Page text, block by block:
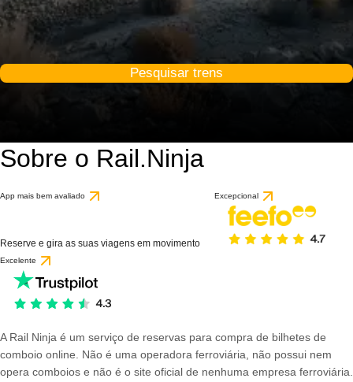
Pesquisar trens
Sobre o Rail.Ninja
App mais bem avaliado
Reserve e gira as suas viagens em movimento
Excepcional
Excelente
A Rail Ninja é um serviço de reservas para compra de bilhetes de
comboio online. Não é uma operadora ferroviária, não possui nem
opera comboios e não é o site oficial de nenhuma empresa ferroviária.